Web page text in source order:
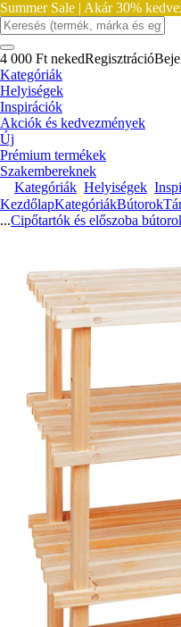
Summer Sale | Akár 30%
4 000 Ft nekedRegisztráció
Kategóriák
Helyiségek
Inspirációk
Akciók és kedvezmények
Új
Prémium termékek
Szakembereknek
Kategóriák Helyiségek
KezdőlapKategóriákBútorok
...Cipőtartók és előszoba